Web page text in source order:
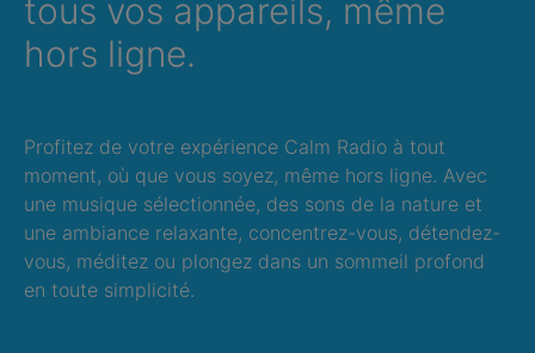
tous vos appareils, même
hors ligne.
Profitez de votre expérience Calm Radio à tout
moment, où que vous soyez, même hors ligne. Avec
une musique sélectionnée, des sons de la nature et
une ambiance relaxante, concentrez-vous, détendez-
vous, méditez ou plongez dans un sommeil profond
en toute simplicité.